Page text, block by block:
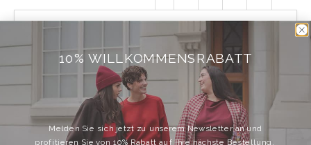
0
10% WILLKOMMENSRABATT
Melden Sie sich jetzt zu unserem Newsletter an und
profitieren Sie von 10% Rabatt auf Ihre nächste Bestellung.